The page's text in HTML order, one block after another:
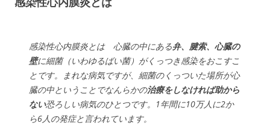
感染性心内膜炎とは 心臓の中にある弁、腱索、心臓の
壁に細菌（いわゆるばい菌）がくっつき感染をおこすこ
とです。まれな病気ですが、細菌のくっついた場所が心
臓の中ということでなんらかの治療をしなければ助から
ない恐ろしい病気のひとつです。1年間に10万人に2か
ら6人の発症と言われています。